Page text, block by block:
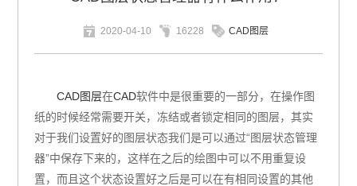
2020-04-10 16228 CAD图层
CAD图层在CAD软件中是很重要的一部分，在操作图
纸的时候经常需要开关，冻结或者锁定相同的图层，其实
对于我们设置好的图层状态我们是可以通过“图层状态管理
器”中保存下来的，这样在之后的绘图中可以不用重复设
置，而且这个状态设置好之后是可以在有相同设置的其他